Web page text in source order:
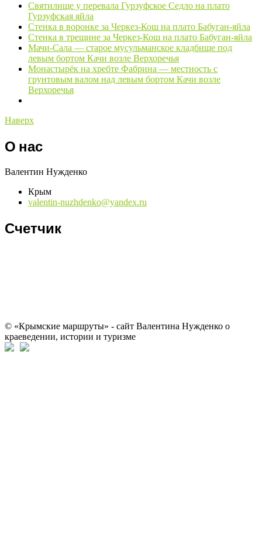
Святилище у перевала Гурзуфское Седло на плато
Гурзуфская яйла
Стенка в воронке за Черкез-Кош на плато Бабуган-яйла
Стенка в трещине за Черкез-Кош на плато Бабуган-яйла
Мачи-Сала — старое мусульманское кладбище под
левым бортом Качи возле Верхоречья
Монастырёк на хребте Фабрина — местность с
грунтовым валом над левым бортом Качи возле
Верхоречья
Наверх
О нас
Валентин Нужденко
Крым
valentin-nuzhdenko@yandex.ru
Счетчик
© «Крымские маршруты» - сайт Валентина Нужденко о
краеведении, истории и туризме